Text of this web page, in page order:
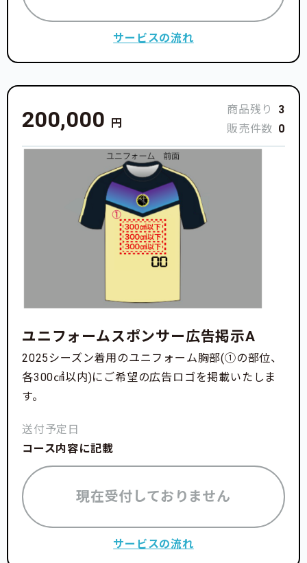
サービスの流れ
200,000 円
商品残り
3
販売件数 0
ユニフォームスポンサー広告掲示A
2025シーズン着用のユニフォーム胸部(①の部位、
各300㎠以内)にご希望の広告ロゴを掲載いたしま
す。
送付予定日
コース内容に記載
現在受付しておりません
サービスの流れ